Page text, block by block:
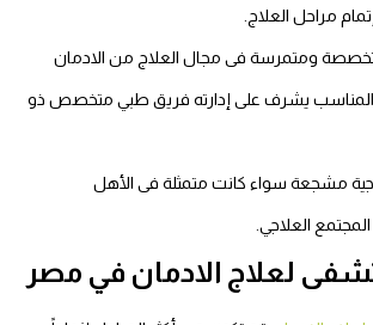
مراحل العلاج.
ومتمرسة فى مجال العلاج من الادمان
يشرف على إدارته فريق طبي متخصص ذو
مشجعة سواء كانت متمثلة فى الأهل
العلاجي.
لعلاج الادمان في مصر